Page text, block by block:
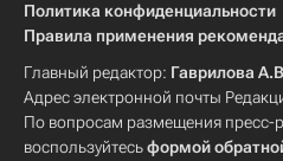
Политика конфиденциальности
Правила применения
Главный редактор: Гаврилова
Адрес электронной почты
По вопросам размещения пресс-
воспользуйтесьформой